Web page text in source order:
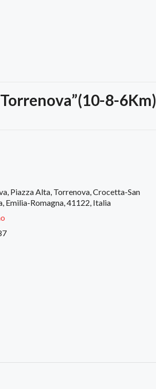
8-6Km)
Piazza Alta, Torrenova, Crocetta-San
Emilia-Romagna, 41122, Italia